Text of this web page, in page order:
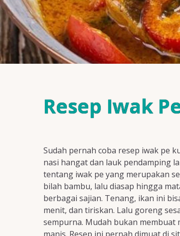
Resep Iwak
Sudah pernah coba resep iwak pe
nasi hangat dan lauk pendamping
tentang iwak pe yang merupakan
bilah bambu, lalu diasap hingga
berbagai sajian. Tenang, ikan ini
menit, dan tiriskan. Lalu goreng
sempurna. Mudah bukan membuat